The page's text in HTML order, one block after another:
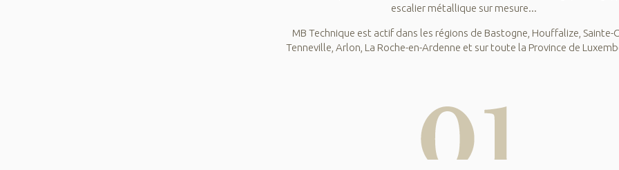
escalier métallique sur mesure...
MB Technique est actif dans les régions de Bastogne, Houffalize, Sainte-
Tenneville, Arlon, La Roche-en-Ardenne et sur toute la Province de